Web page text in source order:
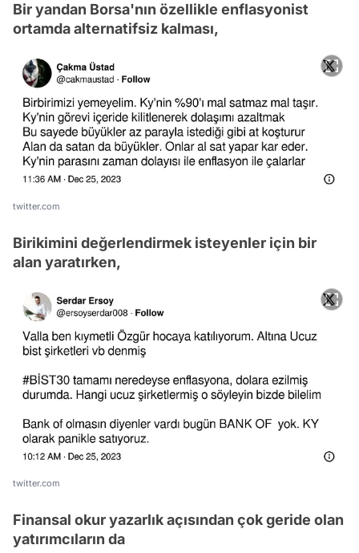
Bir yandan Borsa'nın özellikle enflasyonist
ortamda alternatifsiz kalması,
twitter.com
Birikimini değerlendirmek isteyenler için bir
alan yaratırken,
twitter.com
Finansal okur yazarlık açısından çok geride olan
yatırımcıların da